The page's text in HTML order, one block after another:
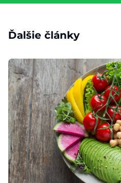
Ďalšie články